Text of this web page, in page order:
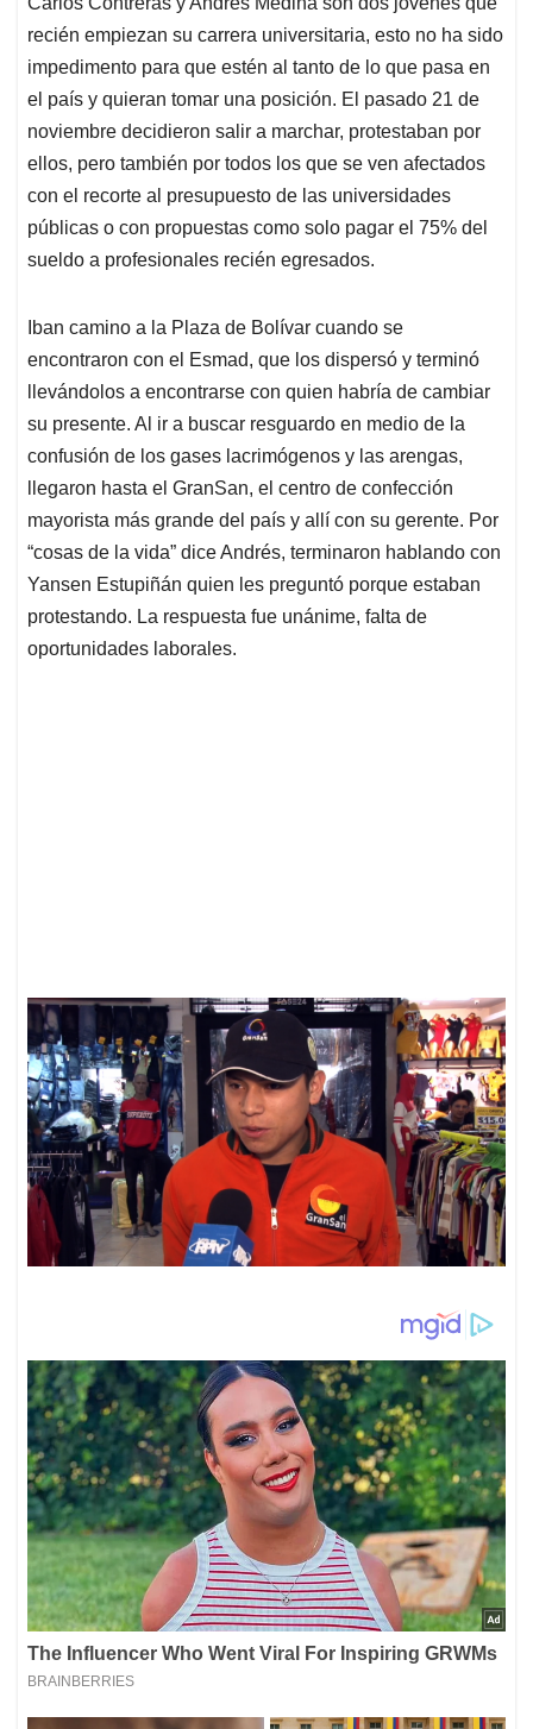
s
A
p
p
b
o
o
k
e
d
I
n
l
a
d
s
recién empiezan su carrera universitaria, esto no ha sido
impedimento para que estén al tanto de lo que pasa en
el país y quieran tomar una posición. El pasado 21 de
noviembre decidieron salir a marchar, protestaban por
ellos, pero también por todos los que se ven afectados
con el recorte al presupuesto de las universidades
públicas o con propuestas como solo pagar el 75% del
sueldo a profesionales recién egresados.
Iban camino a la Plaza de Bolívar cuando se
encontraron con el Esmad, que los dispersó y terminó
llevándolos a encontrarse con quien habría de cambiar
su presente. Al ir a buscar resguardo en medio de la
confusión de los gases lacrimógenos y las arengas,
llegaron hasta el GranSan, el centro de confección
mayorista más grande del país y allí con su gerente. Por
“cosas de la vida” dice Andrés, terminaron hablando con
Yansen Estupiñán quien les preguntó porque estaban
protestando. La respuesta fue unánime, falta de
oportunidades laborales.